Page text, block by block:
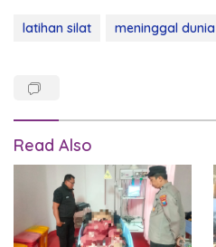
latihan silat meninggal dunia
Read Also